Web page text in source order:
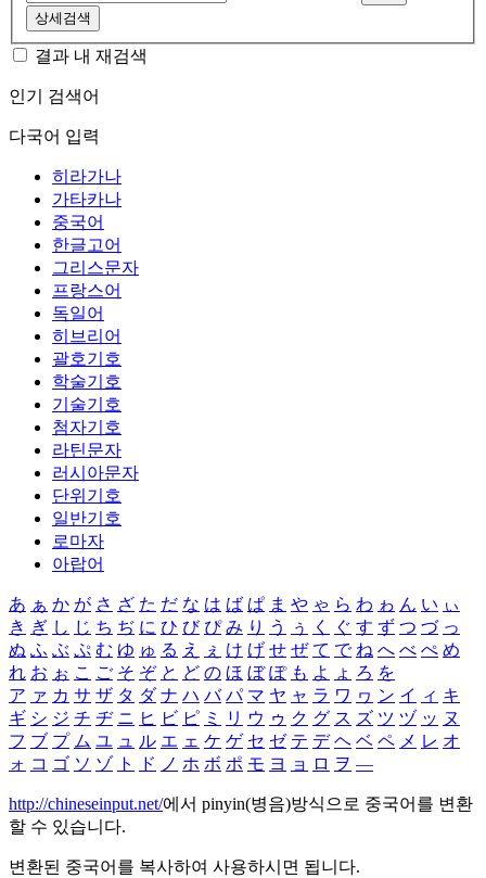
상세검색
결과 내 재검색
인기 검색어
다국어 입력
히라가나
가타카나
중국어
한글고어
그리스문자
프랑스어
독일어
히브리어
괄호기호
학술기호
기술기호
첨자기호
라틴문자
러시아문자
단위기호
일반기호
로마자
아랍어
あ ぁ か が さ ざ た だ な は ば ぱ ま や ゃ ら わ ゎ ん い ぃ
き ぎ し じ ち ぢ に ひ び ぴ み り う ぅ く ぐ す ず つ づ っ
ぬ ふ ぶ ぷ む ゆ ゅ る え ぇ け げ せ ぜ て で ね へ べ ぺ め
れ お ぉ こ ご そ ぞ と ど の ほ ぼ ぽ も よ ょ ろ を
ア ァ カ サ ザ タ ダ ナ ハ バ パ マ ヤ ャ ラ ワ ヮ ン イ ィ キ
ギ シ ジ チ ヂ ニ ヒ ビ ピ ミ リ ウ ゥ ク グ ス ズ ツ ヅ ッ ヌ
フ ブ プ ム ユ ュ ル エ ェ ケ ゲ セ ゼ テ デ ヘ ベ ペ メ レ オ
ォ コ ゴ ソ ゾ ト ド ノ ホ ボ ポ モ ヨ ョ ロ ヲ ―
http://chineseinput.net/에서 pinyin(병음)방식으로 중국어를 변환
할 수 있습니다.
변환된 중국어를 복사하여 사용하시면 됩니다.